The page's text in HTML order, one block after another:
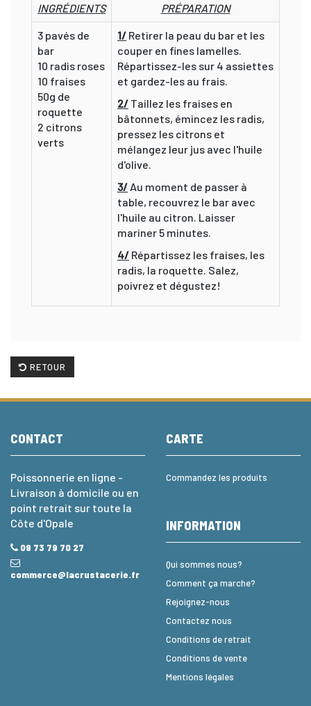
INGRÉDIENTS PRÉPARATION
3 pavés de
bar
10 radis roses
10 fraises
50g de
roquette
2 citrons
verts
1/ Retirer la peau du bar et les
couper en fines lamelles.
Répartissez-les sur 4 assiettes
et gardez-les au frais.
2/ Taillez les fraises en
bâtonnets, émincez les radis,
pressez les citrons et
mélangez leur jus avec l'huile
d'olive.
3/ Au moment de passer à
table, recouvrez le bar avec
l'huile au citron. Laisser
mariner 5 minutes.
4/ Répartissez les fraises, les
radis, la roquette. Salez,
poivrez et dégustez!
RETOUR
CONTACT
Poissonnerie en ligne -
Livraison à domicile ou en
point retrait sur toute la
Côte d'Opale
09 73 79 70 27
commerce@lacrustacerie.fr
CARTE
Commandez les produits
INFORMATION
Qui sommes nous?
Comment ça marche?
Rejoignez-nous
Contactez nous
Conditions de retrait
Conditions de vente
Mentions légales